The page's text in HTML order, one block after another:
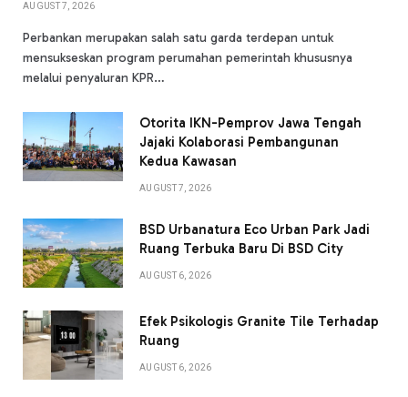
AUGUST 7, 2026
Perbankan merupakan salah satu garda terdepan untuk
mensukseskan program perumahan pemerintah khususnya
melalui penyaluran KPR…
Otorita IKN-Pemprov Jawa Tengah
Jajaki Kolaborasi Pembangunan
Kedua Kawasan
AUGUST 7, 2026
BSD Urbanatura Eco Urban Park Jadi
Ruang Terbuka Baru Di BSD City
AUGUST 6, 2026
Efek Psikologis Granite Tile Terhadap
Ruang
AUGUST 6, 2026